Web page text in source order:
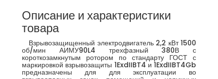
Описание и характеристики
товара
Взрывозащищенный электродвигатель 2,2 кВт 1500
об/мин АИМУ90L4 трехфазный 380В с
короткозамкнутым ротором по стандарту ГОСТ с
маркировкой взрывозащиты 1ExdIIBT4 и 1ExdIIBT4Gb
предназначены для для эксплуатации во